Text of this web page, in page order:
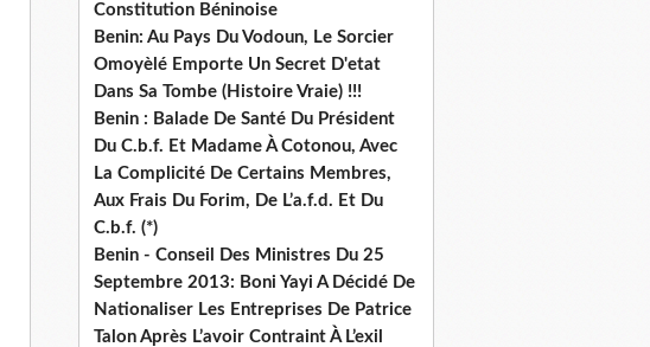
Constitution Béninoise
Benin: Au Pays Du Vodoun, Le Sorcier
Omoyèlé Emporte Un Secret D'etat
Dans Sa Tombe (Histoire Vraie) !!!
Benin : Balade De Santé Du Président
Du C.b.f. Et Madame À Cotonou, Avec
La Complicité De Certains Membres,
Aux Frais Du Forim, De L’a.f.d. Et Du
C.b.f. (*)
Benin - Conseil Des Ministres Du 25
Septembre 2013: Boni Yayi A Décidé De
Nationaliser Les Entreprises De Patrice
Talon Après L’avoir Contraint À L’exil